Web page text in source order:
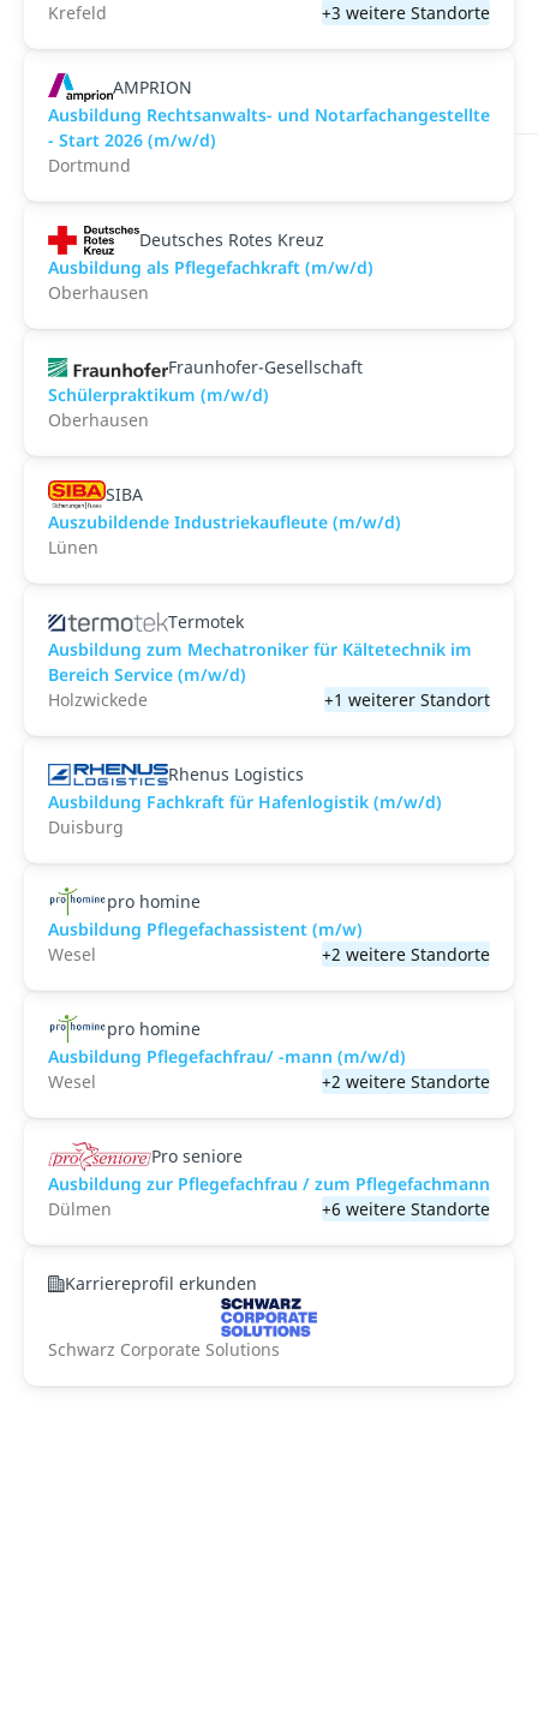
Krefeld
+3 weitere Standorte
AMPRION
Ausbildung Rechtsanwalts- und Notarfachangestellte
- Start 2026 (m/w/d)
Dortmund
Deutsches Rotes Kreuz
Ausbildung als Pflegefachkraft (m/w/d)
Oberhausen
Fraunhofer-Gesellschaft
Schülerpraktikum (m/w/d)
Oberhausen
SIBA
Auszubildende Industriekaufleute (m/w/d)
Lünen
Termotek
Ausbildung zum Mechatroniker für Kältetechnik im
Bereich Service (m/w/d)
Holzwickede
+1 weiterer Standort
Rhenus Logistics
Ausbildung Fachkraft für Hafenlogistik (m/w/d)
Duisburg
pro homine
Ausbildung Pflegefachassistent (m/w)
Wesel
+2 weitere Standorte
pro homine
Ausbildung Pflegefachfrau/ -mann (m/w/d)
Wesel
+2 weitere Standorte
Pro seniore
Ausbildung zur Pflegefachfrau / zum Pflegefachmann
Dülmen
+6 weitere Standorte
Karriereprofil erkunden
Schwarz Corporate Solutions